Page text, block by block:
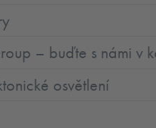
– buďte s námi v
osvětlení